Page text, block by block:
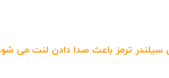
ترمز باعث صدا دادن لنت می